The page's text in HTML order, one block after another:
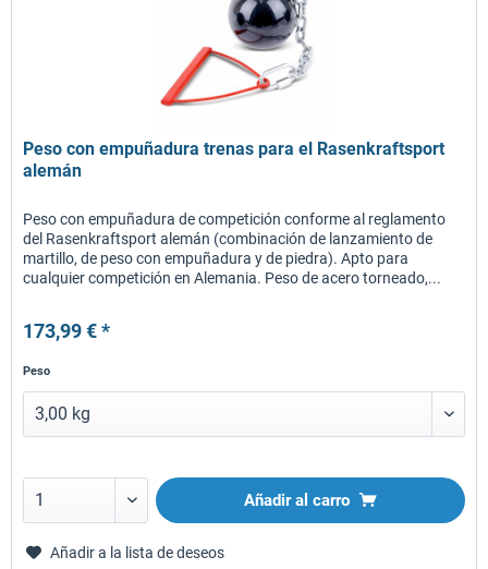
Peso con empuñadura trenas para el Rasenkraftsport
alemán
Peso con empuñadura de competición conforme al reglamento
del Rasenkraftsport alemán (combinación de lanzamiento de
martillo, de peso con empuñadura y de piedra). Apto para
cualquier competición en Alemania. Peso de acero torneado,...
173,99 € *
Peso
Añadir al carro
Añadir a la lista de deseos